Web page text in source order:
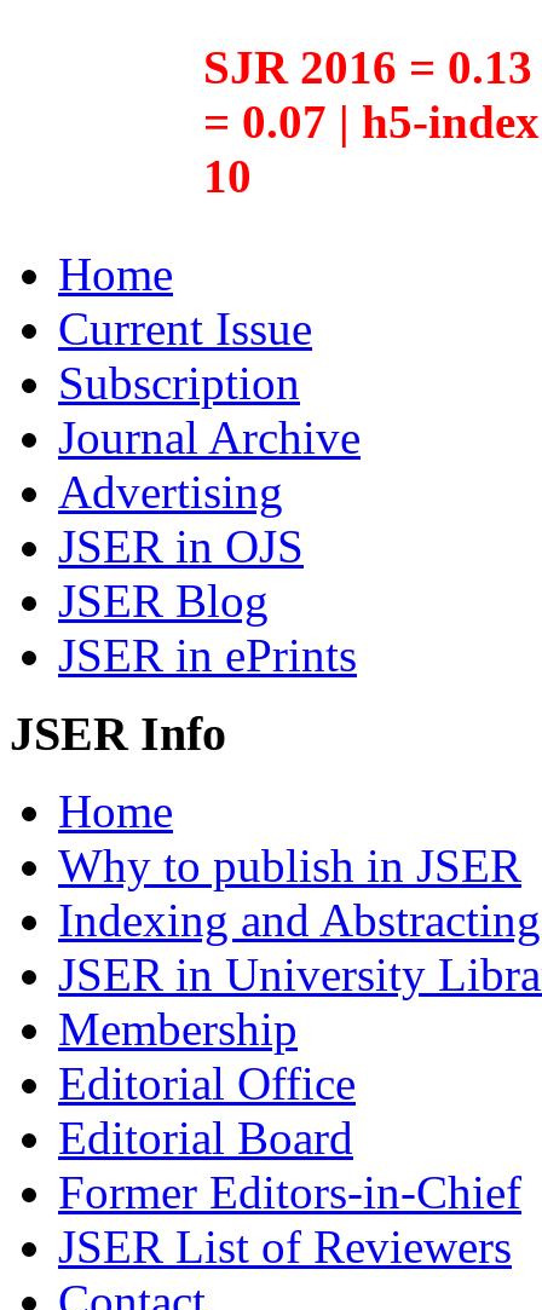
SJR 2016 =
= 0.07 | h5-
10
Home
Current Issue
Subscription
Journal Archive
Advertising
JSER in OJS
JSER Blog
JSER in ePrints
JSER Info
Home
Why to publish in JSER
Indexing and Abstracting
JSER in University
Membership
Editorial Office
Editorial Board
Former Editors-in-Chief
JSER List of Reviewers